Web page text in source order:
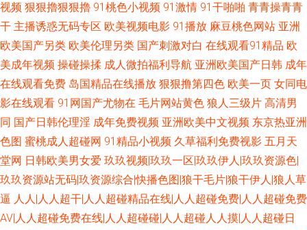
视频 狠狠擼狠狠擼 91桃色小视频 91激情 91干啪啪 青青操青青
干 主播诱惑无码专区 欧美视频电影 91播放 麻豆桃色网站 亚洲
欧美国产另类 欧美伦理另类 国产刺激对白 在线观看91精品 欧
美成年视频 操碰操揉 成人微拍福利导航 亚洲欧美国产日韩 成年
在线观看免费 岛国精品在线播放 狠狠撸第四色 欧美一页 女同电
影在线观看 91网国产尤物在 毛片网站黄色 狼人三级片 高清男
同 国产日韩伦理淫 成年免费视频 亚洲欧美中文视频 东京热亚洲
色图 蜜桃成人超碰网 91精品小视频 久草福利免费视影 五月天
堂网 日韩欧美男女爱 玖玖视频|玖玖一区|玖玖伊人|玖玖资源色|
玖玖资源站无码|玖资源综合|快播色图|狼干毛片|狼干伊人|狼人草
逼 人人|人人超干|人人超碰精品在线|人人超碰免费|人人超碰免费
AV|人人超碰免费在线|人人超碰碰|人人超碰人人摸|人人超碰日